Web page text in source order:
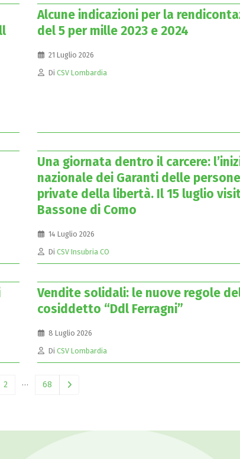
Alcune indicazioni per la
del 5 per mille 2023 e 2024
21 Luglio 2026
Di CSV Lombardia
Una giornata dentro il carcere:
nazionale dei Garanti delle persone
private della libertà. Il 15 luglio
Bassone di Como
14 Luglio 2026
Di CSV Insubria CO
Vendite solidali: le nuove regole
cosiddetto “Ddl Ferragni”
8 Luglio 2026
Di CSV Lombardia
2 … 68